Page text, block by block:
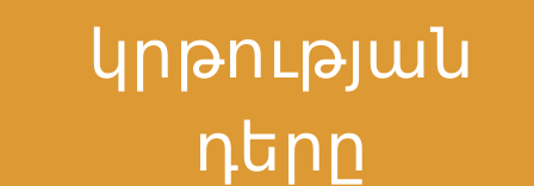
կրթության
դերը